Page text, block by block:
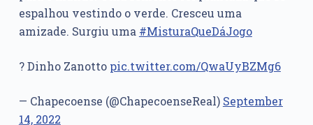
espalhou vestindo o verde. Cresceu uma
amizade. Surgiu uma #MisturaQueDáJogo
? Dinho Zanotto pic.twitter.com/QwaUyBZMg6
— Chapecoense (@ChapecoenseReal) September
14, 2022